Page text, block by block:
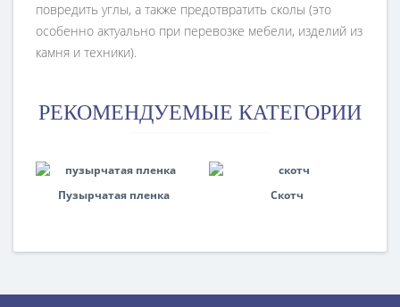
повредить углы, а также предотвратить сколы (это
особенно актуально при перевозке мебели, изделий из
камня и техники).
РЕКОМЕНДУЕМЫЕ КАТЕГОРИИ
Пузырчатая пленка Скотч